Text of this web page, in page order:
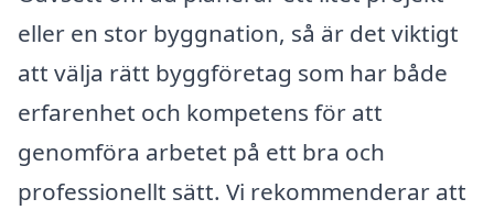
eller en stor byggnation, så är det viktigt
att välja rätt byggföretag som har både
erfarenhet och kompetens för att
genomföra arbetet på ett bra och
professionellt sätt. Vi rekommenderar att